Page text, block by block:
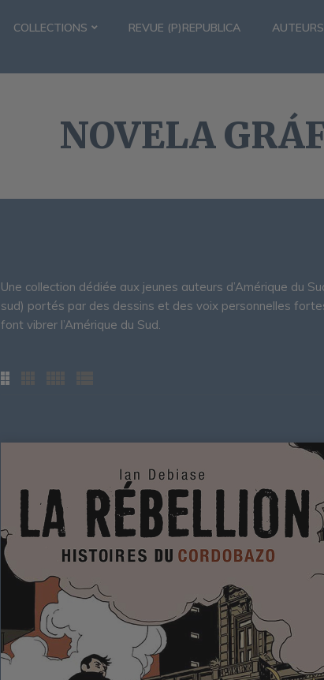
COLLECTIONS REVUE (P)REPUBLICA AUTEURS
NOVELA
Une collection dédiée aux jeunes auteurs d’Amérique du
sud) portés par des dessins et des voix personnelles
font vibrer l’Amérique du Sud.